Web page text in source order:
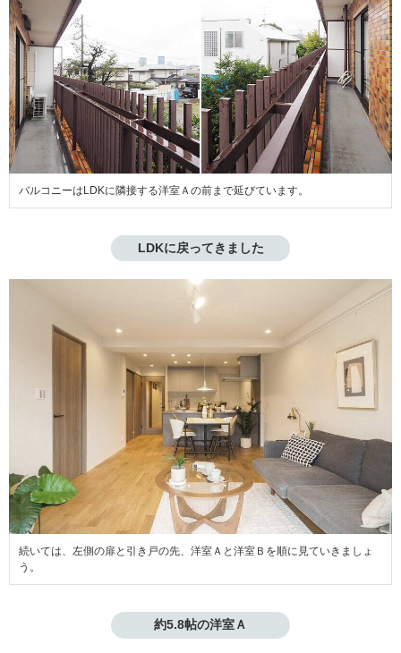
バルコニーはLDKに隣接する洋室Ａの前まで延びています。
LDKに戻ってきました
続いては、左側の扉と引き戸の先、洋室Ａと洋室Ｂを順に見ていきましょ
う。
約5.8帖の洋室Ａ